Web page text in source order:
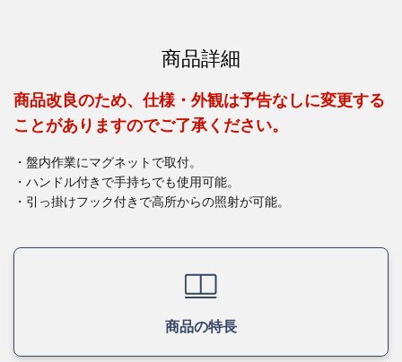
商品詳細
商品改良のため、仕様・外観は予告なしに変更する
ことがありますのでご了承ください。
・盤内作業にマグネットで取付。
・ハンドル付きで手持ちでも使用可能。
・引っ掛けフック付きで高所からの照射が可能。
商品の特長